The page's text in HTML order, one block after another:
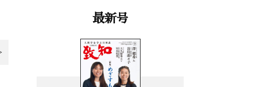
最新号